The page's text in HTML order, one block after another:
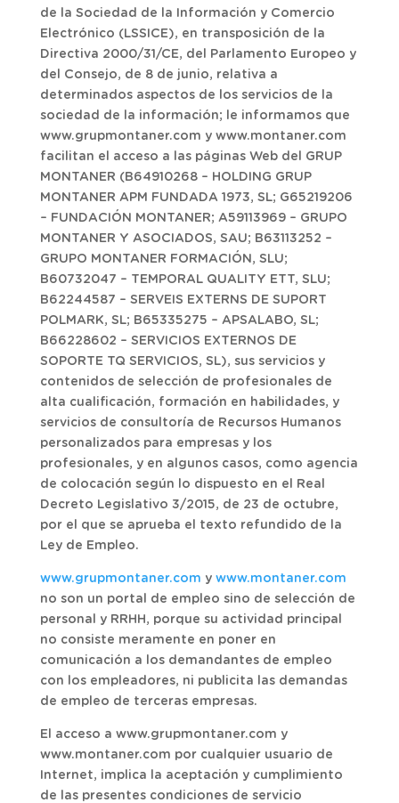
de la Sociedad de la Información y Comercio
Electrónico (LSSICE), en transposición de la
Directiva 2000/31/CE, del Parlamento Europeo y
del Consejo, de 8 de junio, relativa a
determinados aspectos de los servicios de la
sociedad de la información; le informamos que
www.grupmontaner.com y www.montaner.com
facilitan el acceso a las páginas Web del GRUP
MONTANER (B64910268 – HOLDING GRUP
MONTANER APM FUNDADA 1973, SL; G65219206
– FUNDACIÓN MONTANER; A59113969 – GRUPO
MONTANER Y ASOCIADOS, SAU; B63113252 –
GRUPO MONTANER FORMACIÓN, SLU;
B60732047 – TEMPORAL QUALITY ETT, SLU;
B62244587 – SERVEIS EXTERNS DE SUPORT
POLMARK, SL; B65335275 – APSALABO, SL;
B66228602 – SERVICIOS EXTERNOS DE
SOPORTE TQ SERVICIOS, SL), sus servicios y
contenidos de selección de profesionales de
alta cualificación, formación en habilidades, y
servicios de consultoría de Recursos Humanos
personalizados para empresas y los
profesionales, y en algunos casos, como agencia
de colocación según lo dispuesto en el Real
Decreto Legislativo 3/2015, de 23 de octubre,
por el que se aprueba el texto refundido de la
Ley de Empleo.
www.grupmontaner.com y www.montaner.com
no son un portal de empleo sino de selección de
personal y RRHH, porque su actividad principal
no consiste meramente en poner en
comunicación a los demandantes de empleo
con los empleadores, ni publicita las demandas
de empleo de terceras empresas.
El acceso a www.grupmontaner.com y
www.montaner.com por cualquier usuario de
Internet, implica la aceptación y cumplimiento
de las presentes condiciones de servicio